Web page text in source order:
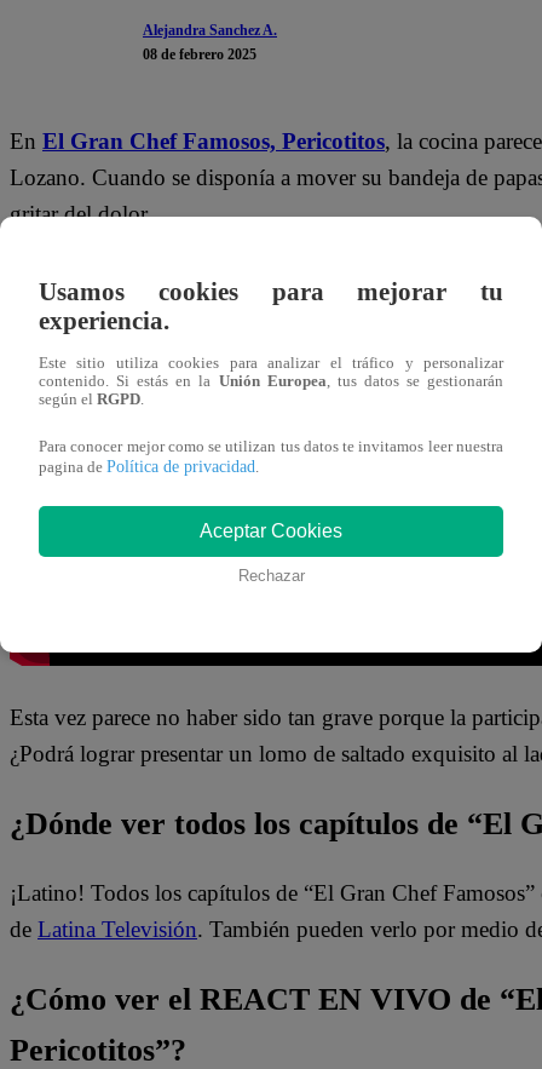
Alejandra Sanchez A.
08 de febrero 2025
En El Gran Chef Famosos, Pericotitos, la cocina
Lozano. Cuando se disponía a mover su bandeja de
gritar del dolor.
Mazzetti hizo una importante pregunta.
“¿Con qué se
De inmediato, el recuerdo de Tilsa sufriendo por su
manjar hirviendo, se le reventó la lata que acaba de
brazo y siguió cocinando. Tenía que ir a la clínica y no
Esta vez parece no haber sido tan grave porque la
¿Podrá lograr presentar un lomo de saltado exquisito al
¿Dónde ver todos los capítulos de “El
¡Latino! Todos los capítulos de “El Gran Chef
de Latina Televisión. También pueden verlo por medio
¿Cómo ver el REACT EN VIVO de
Pericotitos”?
Usamos cookies para mejorar tu
experiencia.
Este sitio utiliza cookies para analizar el tráfico y personalizar
contenido. Si estás en la Unión Europea , tus datos se gestionarán
según el RGPD
Para conocer mejor como se utilizan tus datos te invitamos leer nuestra
pagina de Política de privacidad
Aceptar Cookies
Rechazar